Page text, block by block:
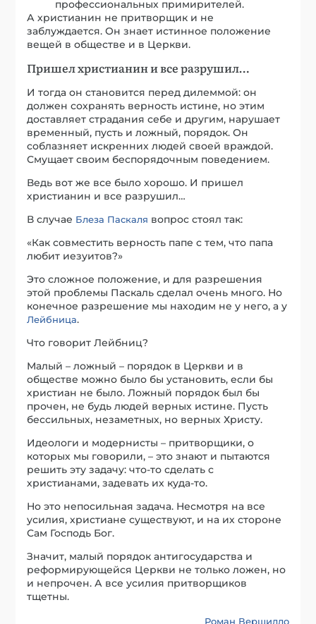
профессиональных примирителей.
А христианин не притворщик и не
заблуждается. Он знает истинное положение
вещей в обществе и в Церкви.
Пришел христианин и все разрушил…
И тогда он становится перед дилеммой: он
должен сохранять верность истине, но этим
доставляет страдания себе и другим, нарушает
временный, пусть и ложный, порядок. Он
соблазняет искренних людей своей враждой.
Смущает своим беспорядочным поведением.
Ведь вот же все было хорошо. И пришел
христианин и все разрушил…
В случае Блеза Паскаля вопрос стоял так:
«Как совместить верность папе с тем, что папа
любит иезуитов?»
Это сложное положение, и для разрешения
этой проблемы Паскаль сделал очень много. Но
конечное разрешение мы находим не у него, а у
Лейбница.
Что говорит Лейбниц?
Малый – ложный – порядок в Церкви и в
обществе можно было бы установить, если бы
христиан не было. Ложный порядок был бы
прочен, не будь людей верных истине. Пусть
бессильных, незаметных, но верных Христу.
Идеологи и модернисты – притворщики, о
которых мы говорили, – это знают и пытаются
решить эту задачу: что-то сделать с
христианами, задевать их куда-то.
Но это непосильная задача. Несмотря на все
усилия, христиане существуют, и на их стороне
Сам Господь Бог.
Значит, малый порядок антигосударства и
реформирующейся Церкви не только ложен, но
и непрочен. А все усилия притворщиков
тщетны.
Роман Вершилло